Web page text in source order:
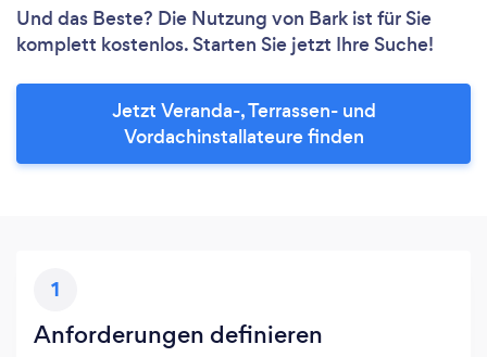
Und das Beste? Die Nutzung von Bark ist für Sie
komplett kostenlos. Starten Sie jetzt Ihre Suche!
Jetzt Veranda-, Terrassen- und
Vordachinstallateure finden
1
Anforderungen definieren